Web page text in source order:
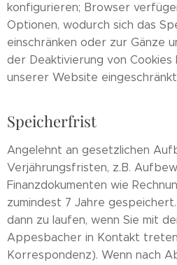
konfigurieren; Browser
Optionen, wodurch sich das
einschränken oder zur Gänze
der Deaktivierung von Cookies
unserer Website eingeschränkt
Speicherfrist
Angelehnt an gesetzlichen
Verjährungsfristen, z.B.
Finanzdokumenten wie
zumindest 7 Jahre
dann zu laufen, wenn Sie mit
Appesbacher in Kontakt
Korrespondenz). Wenn nach